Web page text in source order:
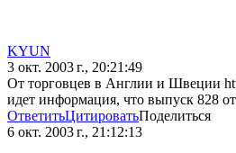
KYUN
3 окт. 2003 г., 20:21:49
От торговцев в Англии и Швеции
идет информация, что выпуск 828
ОтветитьЦитироватьПоделиться
6 окт. 2003 г., 21:12:13